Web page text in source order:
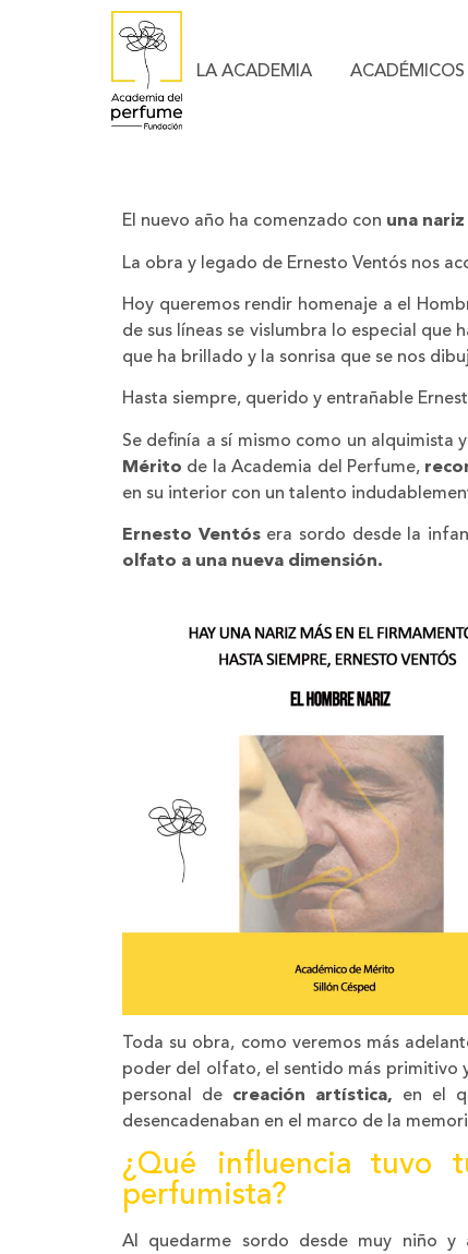
LA ACADEMIA ACADÉMICOS
El nuevo año ha comenzado con una
La obra y legado de Ernesto Ventós nos
Hoy queremos rendir homenaje a el
de sus líneas se vislumbra lo especial
que ha brillado y la sonrisa que se nos
Hasta siempre, querido y entrañable
Se definía a sí mismo como un alquimista
Mérito de la Academia del Perfume,
en su interior con un talento
Ernesto Ventósera sordo desde la
olfato a una nueva dimensión.
Toda su obra, como veremos más
poder del olfato, el sentido más primitivo
personal de creación artística, en el
desencadenaban en el marco de la
¿Qué influencia tuvo
perfumista?
Al quedarme sordo desde muy niño